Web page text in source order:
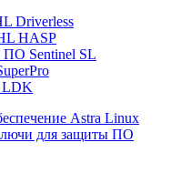
Driverless
HASP
Sentinel SL
LDK
Astra Linux
для защиты ПО